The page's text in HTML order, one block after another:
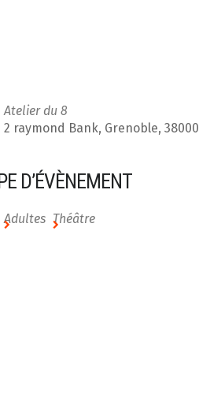
Atelier du 8
2 raymond Bank, Grenoble, 38000
D’ÉVÈNEMENT
Adultes Théâtre